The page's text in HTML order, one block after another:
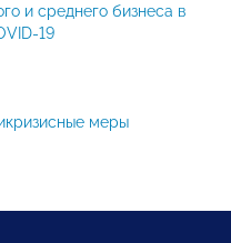
и среднего бизнеса в
19
меры